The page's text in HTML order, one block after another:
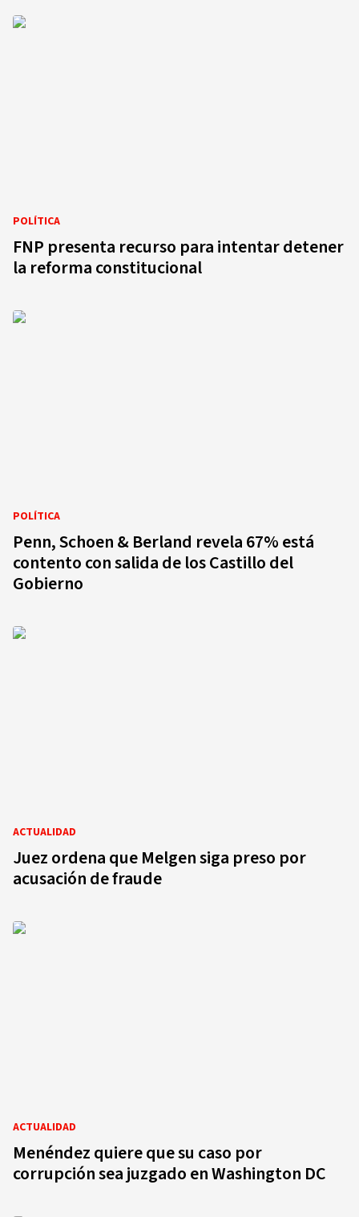
POLÍTICA
FNP presenta recurso para intentar detener
la reforma constitucional
POLÍTICA
Penn, Schoen & Berland revela 67% está
contento con salida de los Castillo del
Gobierno
ACTUALIDAD
Juez ordena que Melgen siga preso por
acusación de fraude
ACTUALIDAD
Menéndez quiere que su caso por
corrupción sea juzgado en Washington DC